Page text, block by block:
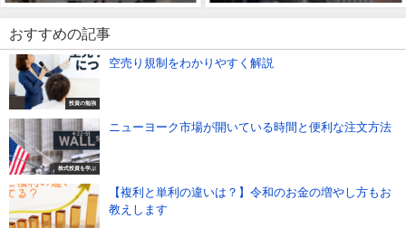
おすすめの記事
投資の勉強
空売り規制をわかりやすく解説
株式投資を学ぶ
ニューヨーク市場が開いている時間と便利な注文方法
【複利と単利の違いは？】令和のお金の増やし方もお
教えします